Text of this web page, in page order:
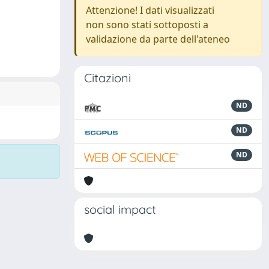
Attenzione! I dati visualizzati
non sono stati sottoposti a
validazione da parte dell'ateneo
Citazioni
ND
ND
ND
social impact